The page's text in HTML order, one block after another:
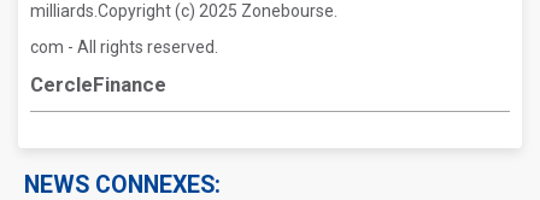
milliards.Copyright (c) 2025 Zonebourse.
com - All rights reserved.
CercleFinance
NEWS CONNEXES: